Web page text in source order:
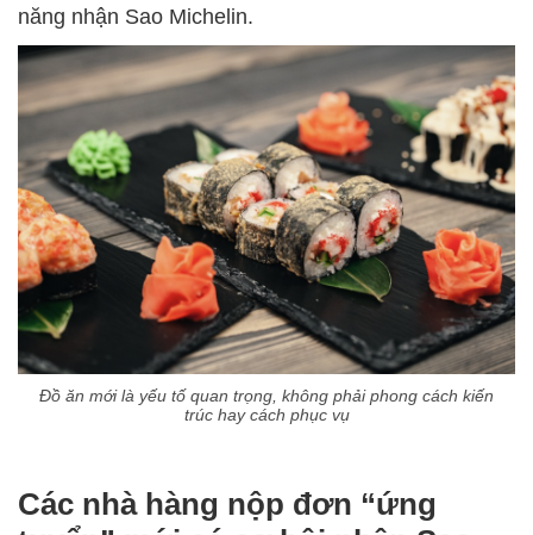
năng nhận Sao Michelin.
Đồ ăn mới là yếu tố quan trọng, không phải phong cách kiến
trúc hay cách phục vụ
Các nhà hàng nộp đơn “ứng